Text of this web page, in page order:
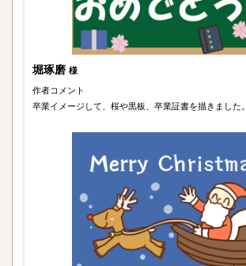
堀琢磨 様
作者コメント
卒業イメージして、桜や黒板、卒業証書を描きました。